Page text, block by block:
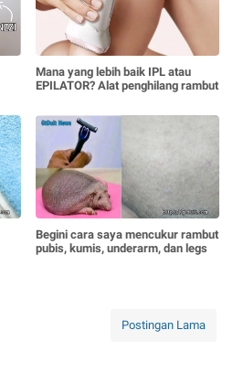
Mana yang lebih baik IPL atau
EPILATOR? Alat penghilang rambut
Begini cara saya mencukur rambut
pubis, kumis, underarm, dan legs
Postingan Lama